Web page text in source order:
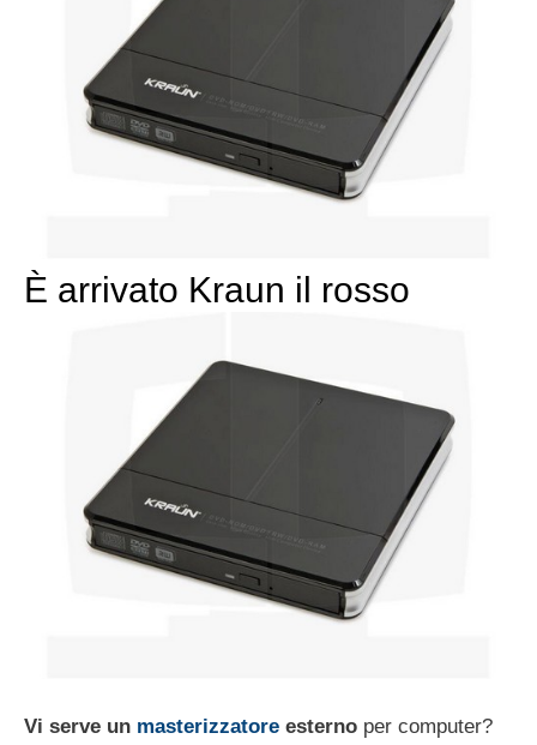
È arrivato Kraun il rosso
Vi serve un masterizzatore esterno per computer?